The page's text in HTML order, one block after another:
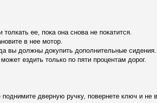
ее, пока она снова не покатится.
в нее мотор.
вы должны докупить дополнительные сидения.
ездить только по пяти процентам дорог.
дверную ручку, повернете ключ и не